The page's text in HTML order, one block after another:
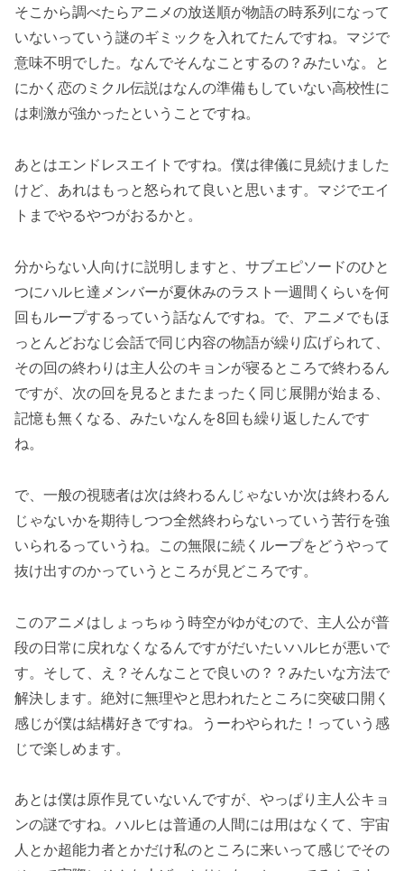
そこから調べたらアニメの放送順が物語の時系列になって
いないっていう謎のギミックを入れてたんですね。マジで
意味不明でした。なんでそんなことするの？みたいな。と
にかく恋のミクル伝説はなんの準備もしていない高校性に
は刺激が強かったということですね。
あとはエンドレスエイトですね。僕は律儀に見続けました
けど、あれはもっと怒られて良いと思います。マジでエイ
トまでやるやつがおるかと。
分からない人向けに説明しますと、サブエピソードのひと
つにハルヒ達メンバーが夏休みのラスト一週間くらいを何
回もループするっていう話なんですね。で、アニメでもほ
っとんどおなじ会話で同じ内容の物語が繰り広げられて、
その回の終わりは主人公のキョンが寝るところで終わるん
ですが、次の回を見るとまたまったく同じ展開が始まる、
記憶も無くなる、みたいなんを8回も繰り返したんです
ね。
で、一般の視聴者は次は終わるんじゃないか次は終わるん
じゃないかを期待しつつ全然終わらないっていう苦行を強
いられるっていうね。この無限に続くループをどうやって
抜け出すのかっていうところが見どころです。
このアニメはしょっちゅう時空がゆがむので、主人公が普
段の日常に戻れなくなるんですがだいたいハルヒが悪いで
す。そして、え？そんなことで良いの？？みたいな方法で
解決します。絶対に無理やと思われたところに突破口開く
感じが僕は結構好きですね。うーわやられた！っていう感
じで楽しめます。
あとは僕は原作見ていないんですが、やっぱり主人公キョ
ンの謎ですね。ハルヒは普通の人間には用はなくて、宇宙
人とか超能力者とかだけ私のところに来いって感じでその